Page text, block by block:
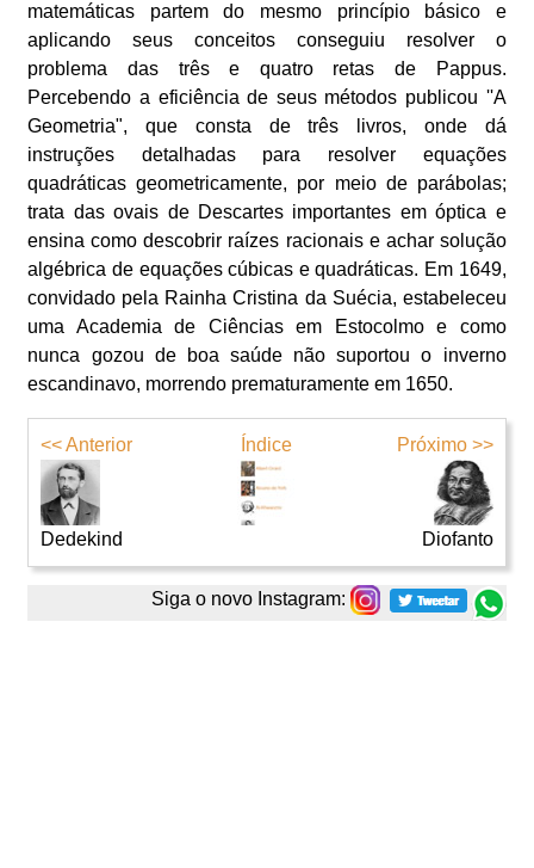
matemáticas partem do mesmo princípio básico e
aplicando seus conceitos conseguiu resolver o
problema das três e quatro retas de Pappus.
Percebendo a eficiência de seus métodos publicou ''A
Geometria", que consta de três livros, onde dá
instruções detalhadas para resolver equações
quadráticas geometricamente, por meio de parábolas;
trata das ovais de Descartes importantes em óptica e
ensina como descobrir raízes racionais e achar solução
algébrica de equações cúbicas e quadráticas. Em 1649,
convidado pela Rainha Cristina da Suécia, estabeleceu
uma Academia de Ciências em Estocolmo e como
nunca gozou de boa saúde não suportou o inverno
escandinavo, morrendo prematuramente em 1650.
<< Anterior
Dedekind
Índice Próximo >>
Diofanto
Siga o novo Instagram: